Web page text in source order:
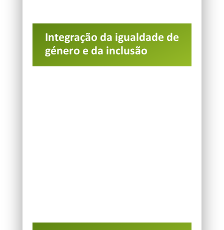
Integração da igualdade de
género e da inclusão